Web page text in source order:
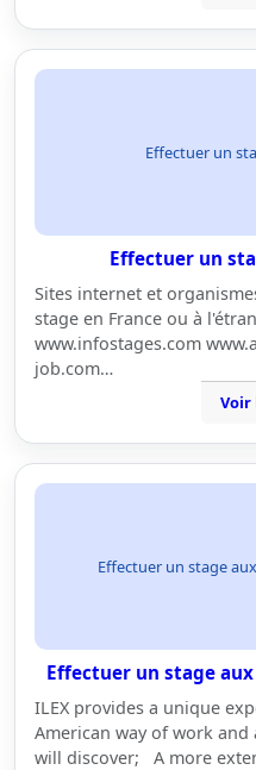
Effectuer un
Effectuer un
Sites internet et
stage en France ou à
www.infostages.com
job.com…
Voir
Effectuer un stage
Effectuer un stage
ILEX provides a unique
American way of work
will discover; A more